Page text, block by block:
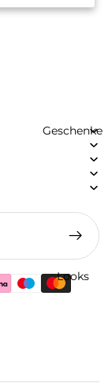
Geschenke
Looks